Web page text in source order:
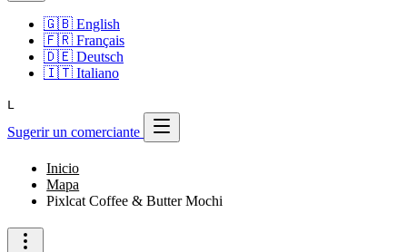
🇬🇧 English
🇫🇷 Français
🇩🇪 Deutsch
🇮🇹 Italiano
L
Sugerir un comerciante
Inicio
Mapa
Pixlcat Coffee & Butter Mochi